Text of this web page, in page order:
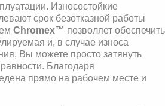
Износостойкие
срок безотказной работы
Chromex™ позволяет обеспечить
и, в случае износа
Вы можете просто затянуть
Благодаря
прямо на рабочем месте и